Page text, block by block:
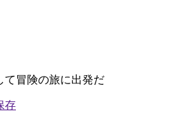
て冒険の旅に出発だ